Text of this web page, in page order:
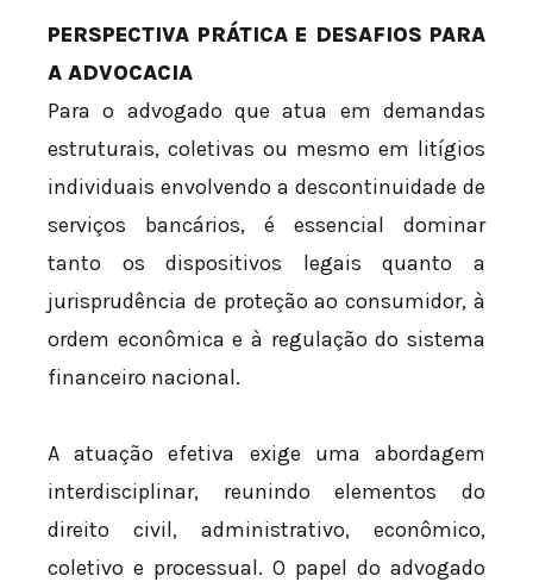
PERSPECTIVA PRÁTICA E DESAFIOS PARA
A ADVOCACIA
Para o advogado que atua em demandas
estruturais, coletivas ou mesmo em litígios
individuais envolvendo a descontinuidade de
serviços bancários, é essencial dominar
tanto os dispositivos legais quanto a
jurisprudência de proteção ao consumidor, à
ordem econômica e à regulação do sistema
financeiro nacional.
A atuação efetiva exige uma abordagem
interdisciplinar, reunindo elementos do
direito civil, administrativo, econômico,
coletivo e processual. O papel do advogado